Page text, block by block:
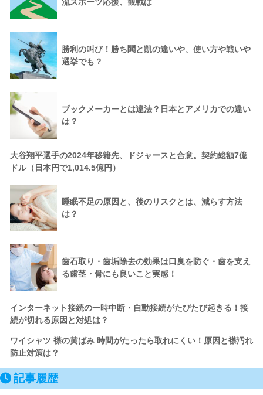
勝利の叫び！勝ち鬨と凱の違いや、使い方や戦いや
選挙でも？
ブックメーカーとは違法？日本とアメリカでの違い
は？
大谷翔平選手の2024年移籍先、ドジャースと合意。契約総額7億
ドル（日本円で1,014.5億円）
睡眠不足の原因と、後のリスクとは、減らす方法
は？
歯石取り・歯垢除去の効果は口臭を防ぐ・歯を支え
る歯茎・骨にも良いこと実感！
インターネット接続の一時中断・自動接続がたびたび起きる！接
続が切れる原因と対処は？
ワイシャツ 襟の黄ばみ 時間がたったら取れにくい！原因と襟汚れ
防止対策は？
記事履歴